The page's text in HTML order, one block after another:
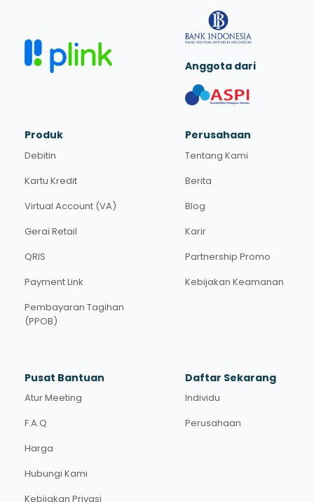
Anggota dari
Produk
Debitin
Kartu Kredit
Virtual Account (VA)
Gerai Retail
QRIS
Payment Link
Pembayaran Tagihan
(PPOB)
Perusahaan
Tentang Kami
Berita
Blog
Karir
Partnership Promo
Kebijakan Keamanan
Pusat Bantuan
Atur Meeting
F.A.Q
Harga
Hubungi Kami
Kebijakan Privasi
Daftar Sekarang
Individu
Perusahaan